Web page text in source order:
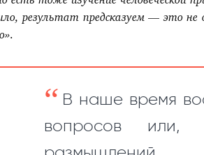
результат предсказуем—это не
.
В наше время
вопросов или,